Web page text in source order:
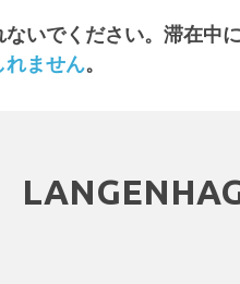
ないでください。滞在中
れません。